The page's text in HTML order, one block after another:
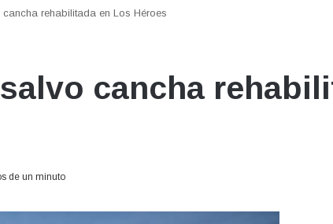
rehabilitada en Los Héroes
cancha
de un minuto